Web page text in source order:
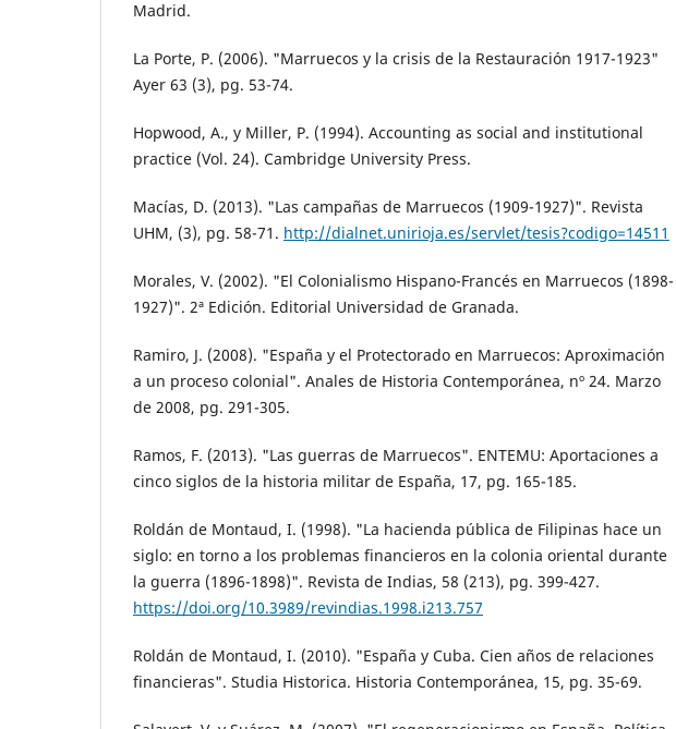
Madrid.
La Porte, P. (2006). "Marruecos y la crisis de la Restauración 1917-1923"
Ayer 63 (3), pg. 53-74.
Hopwood, A., y Miller, P. (1994). Accounting as social and institutional
practice (Vol. 24). Cambridge University Press.
Macías, D. (2013). "Las campañas de Marruecos (1909-1927)". Revista
UHM, (3), pg. 58-71. http://dialnet.unirioja.es/servlet/tesis?codigo=14511
Morales, V. (2002). "El Colonialismo Hispano-Francés en Marruecos (1898-
1927)". 2ª Edición. Editorial Universidad de Granada.
Ramiro, J. (2008). "España y el Protectorado en Marruecos: Aproximación
a un proceso colonial". Anales de Historia Contemporánea, nº 24. Marzo
de 2008, pg. 291-305.
Ramos, F. (2013). "Las guerras de Marruecos". ENTEMU: Aportaciones a
cinco siglos de la historia militar de España, 17, pg. 165-185.
Roldán de Montaud, I. (1998). "La hacienda pública de Filipinas hace un
siglo: en torno a los problemas financieros en la colonia oriental durante
la guerra (1896-1898)". Revista de Indias, 58 (213), pg. 399-427.
https://doi.org/10.3989/revindias.1998.i213.757
Roldán de Montaud, I. (2010). "España y Cuba. Cien años de relaciones
financieras". Studia Historica. Historia Contemporánea, 15, pg. 35-69.